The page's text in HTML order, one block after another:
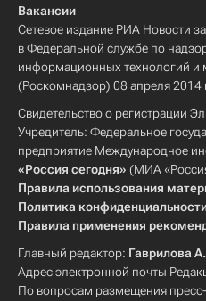
Вакансии
Сетевое издание РИА Новости
в Федеральной службе по
информационных технологий и
(Роскомнадзор) 08 апреля 2014
Свидетельство о регистрации
Учредитель: Федеральное
предприятие Международное
«Россия сегодня» (МИА
Правила использования
Политика
Правила применения
Главный редактор: Гаврилова
Адрес электронной почты
По вопросам размещения